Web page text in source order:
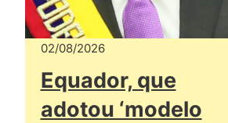
02/08/2026
Equador, que
adotou ‘modelo